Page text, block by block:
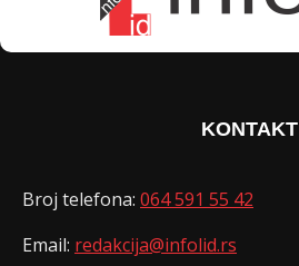
KONTAKT
Broj telefona: 064 591 55 42
Email: redakcija@infolid.rs